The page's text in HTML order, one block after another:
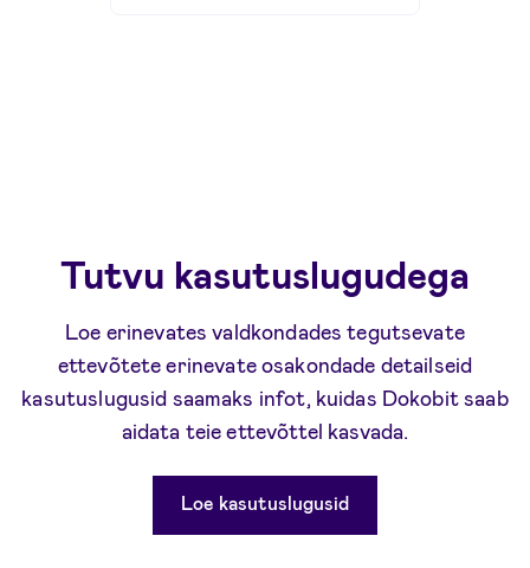
Tutvu kasutuslugudega
Loe erinevates valdkondades tegutsevate
ettevõtete erinevate osakondade detailseid
kasutuslugusid saamaks infot, kuidas Dokobit saab
aidata teie ettevõttel kasvada.
Loe kasutuslugusid